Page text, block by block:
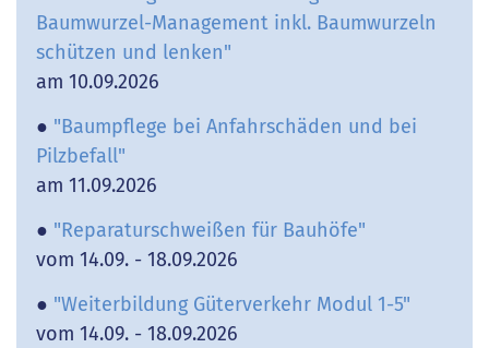
Baumwurzel-Management inkl. Baumwurzeln
schützen und lenken"
am 10.09.2026
● "Baumpflege bei Anfahrschäden und bei
Pilzbefall"
am 11.09.2026
● "Reparaturschweißen für Bauhöfe"
vom 14.09. - 18.09.2026
● "Weiterbildung Güterverkehr Modul 1-5"
vom 14.09. - 18.09.2026